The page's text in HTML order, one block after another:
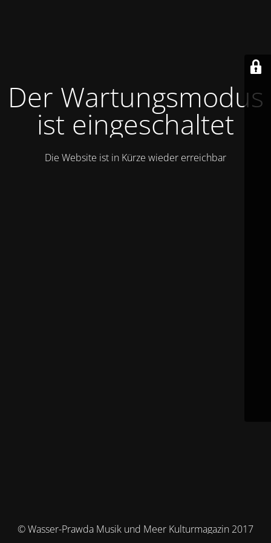
Der Wartungsmodus
ist eingeschaltet
Die Website ist in Kürze wieder erreichbar
© Wasser-Prawda Musik und Meer Kulturmagazin 2017